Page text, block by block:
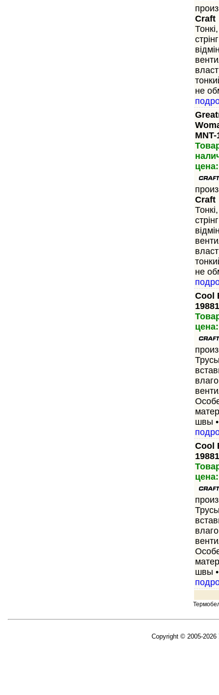
Craft
не
Craft
не
Cool
швы
Cool
швы
Copyright © 2005-2026